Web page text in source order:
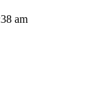
am